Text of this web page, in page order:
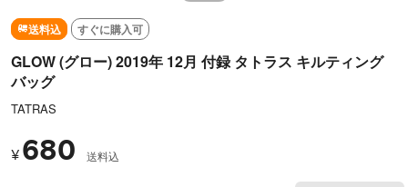
送料込 すぐに購入可
GLOW (グロー) 2019年 12月 付録 タトラス キルティング
バッグ
TATRAS
¥ 680 送料込